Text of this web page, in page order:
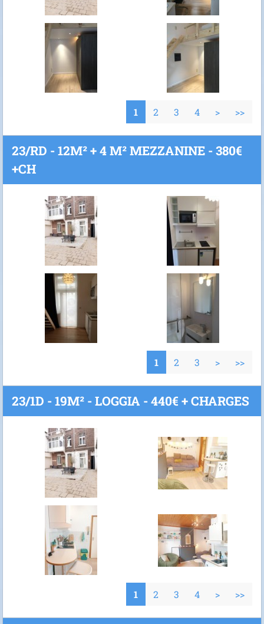
1 2 3 4 > >>
23/RD - 12M² + 4 M² MEZZANINE - 380€
+CH
1 2 3 > >>
23/1D - 19M² - LOGGIA - 440€ + CHARGES
1 2 3 4 > >>